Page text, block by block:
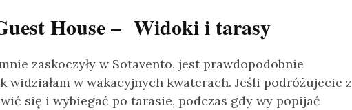
House – Widoki i tarasy
zaskoczyły w Sotavento, jest prawdopodobnie
w wakacyjnych kwaterach. Jeśli podróżujecie z
się i wybiegać po tarasie, podczas gdy wy popijać